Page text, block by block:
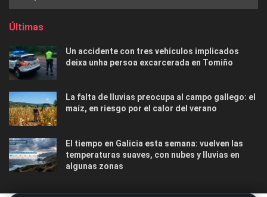
Últimas
Un accidente con tres vehículos implicados
deixa unha persoa excarcerada en Tomiño
La falta de lluvias preocupa al campo gallego: el
maíz, en riesgo por el calor del verano
El tiempo en Galicia esta semana: vuelven las
temperaturas suaves, con nubes y lluvias en
algunas zonas